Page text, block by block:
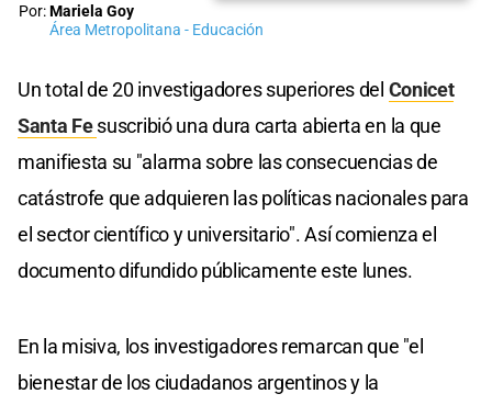
Por:Mariela Goy
Área Metropolitana - Educación
Un total de 20 investigadores superiores del Conicet
Santa Fesuscribió una dura carta abierta en la que
manifiesta su "alarma sobre las consecuencias de
catástrofe que adquieren las políticas nacionales para
el sector científico y universitario". Así comienza el
documento difundido públicamente este lunes.
En la misiva, los investigadores remarcan que "el
bienestar de los ciudadanos argentinos y la